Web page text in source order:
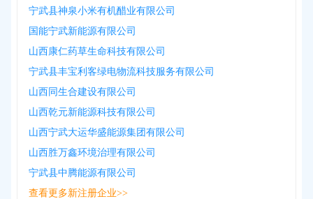
宁武县神泉小米有机醋业有限公司
国能宁武新能源有限公司
山西康仁药草生命科技有限公司
宁武县丰宝利客绿电物流科技服务有限公司
山西同生合建设有限公司
山西乾元新能源科技有限公司
山西宁武大运华盛能源集团有限公司
山西胜万鑫环境治理有限公司
宁武县中腾能源有限公司
查看更多新注册企业>>